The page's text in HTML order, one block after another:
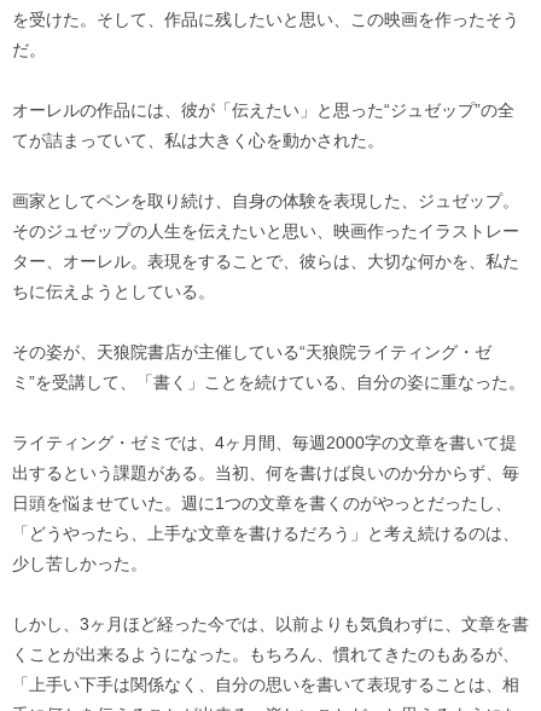
を受けた。そして、作品に残したいと思い、この映画を作ったそう
だ。
オーレルの作品には、彼が「伝えたい」と思った“ジュゼップ”の全
てが詰まっていて、私は大きく心を動かされた。
画家としてペンを取り続け、自身の体験を表現した、ジュゼップ。
そのジュゼップの人生を伝えたいと思い、映画作ったイラストレー
ター、オーレル。表現をすることで、彼らは、大切な何かを、私た
ちに伝えようとしている。
その姿が、天狼院書店が主催している“天狼院ライティング・ゼ
ミ”を受講して、「書く」ことを続けている、自分の姿に重なった。
ライティング・ゼミでは、4ヶ月間、毎週2000字の文章を書いて提
出するという課題がある。当初、何を書けば良いのか分からず、毎
日頭を悩ませていた。週に1つの文章を書くのがやっとだったし、
「どうやったら、上手な文章を書けるだろう」と考え続けるのは、
少し苦しかった。
しかし、3ヶ月ほど経った今では、以前よりも気負わずに、文章を書
くことが出来るようになった。もちろん、慣れてきたのもあるが、
「上手い下手は関係なく、自分の思いを書いて表現することは、相